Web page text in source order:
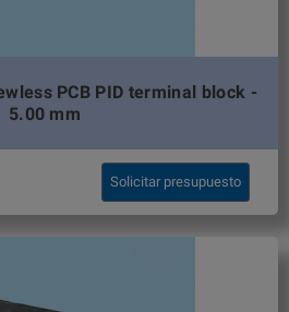
PCB PID terminal block -
5.00 mm
Solicitar presupuesto